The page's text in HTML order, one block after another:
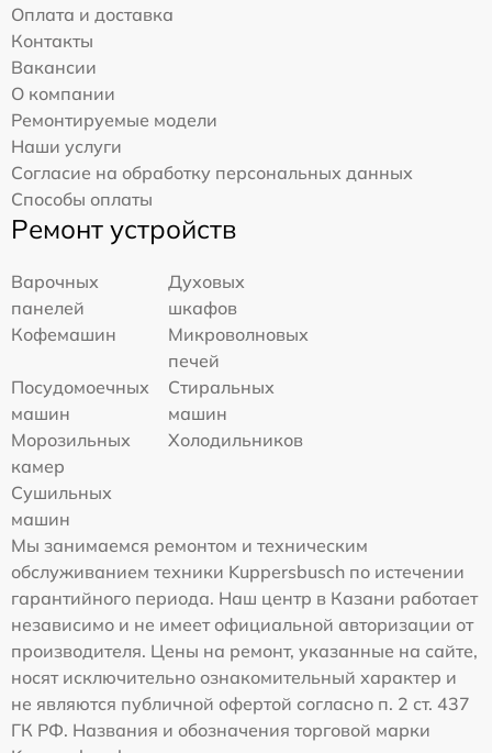
Оплата и доставка
Контакты
Вакансии
О компании
Ремонтируемые модели
Наши услуги
Согласие на обработку персональных данных
Способы оплаты
Ремонт устройств
Варочных
панелей
Духовых
шкафов
Кофемашин
Микроволновых
печей
Посудомоечных
машин
Стиральных
машин
Морозильных
камер
Холодильников
Сушильных
машин
Мы занимаемся ремонтом и техническим
обслуживанием техники Kuppersbusch по истечении
гарантийного периода. Наш центр в Казани работает
независимо и не имеет официальной авторизации от
производителя. Цены на ремонт, указанные на сайте,
носят исключительно ознакомительный характер и
не являются публичной офертой согласно п. 2 ст. 437
ГК РФ. Названия и обозначения торговой марки